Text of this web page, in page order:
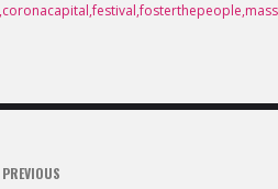
coronacapital festival fosterthepeople
PREVIOUS